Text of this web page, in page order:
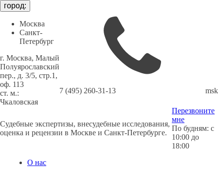
город:
Москва
Санкт-
Петербург
г. Москва, Малый
Полуярославский
пер., д. 3/5, стр.1,
оф. 113
cт. м.:
Чкаловская
7 (495) 260-31-13
Судебные экспертизы, внесудебные исследования,
оценка и рецензии в Москве и Санкт-Петербурге.
Перезвоните
мне
По будням: с
10:00 до
18:00
О нас